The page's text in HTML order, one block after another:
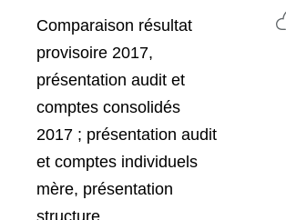
Comparaison résultat
provisoire 2017,
présentation audit et
comptes consolidés
2017 ; présentation audit
et comptes individuels
mère, présentation
structure